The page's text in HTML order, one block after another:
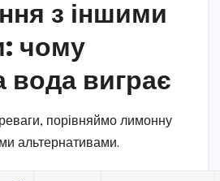
з іншими
чому
виграє
порівняймо лимонну
альтернативами.